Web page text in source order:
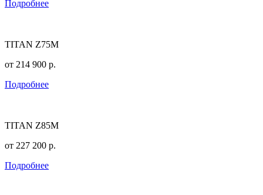
Подробнее
TITAN Z75M
от 214 900 р.
Подробнее
TITAN Z85M
от 227 200 р.
Подробнее